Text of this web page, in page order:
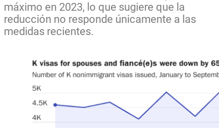
máximo en 2023, lo que sugiere que la
reducción no responde únicamente a las
medidas recientes.